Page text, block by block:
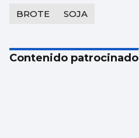
BROTE SOJA
Contenido patrocinado